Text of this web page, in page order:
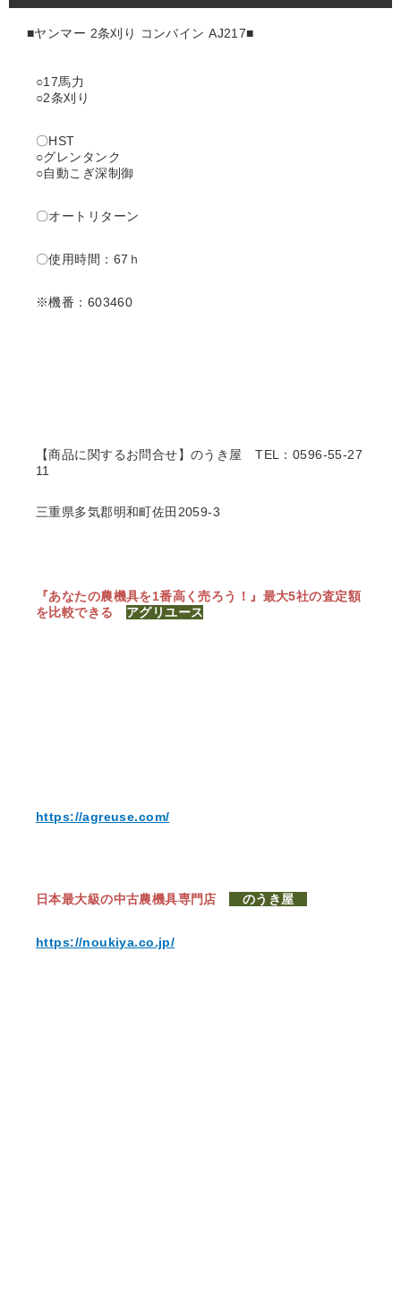
■ヤンマー 2条刈り コンバイン AJ217■
○17馬力
○2条刈り
〇HST
○グレンタンク
○自動こぎ深制御
〇オートリターン
〇使用時間：67ｈ
※機番：603460
【商品に関するお問合せ】のうき屋TEL：0596-55-27
11
三重県多気郡明和町佐田2059-3
『あなたの農機具を1番高く売ろう！』 最大5社の査定額
を比較できる アグリユース
https://agreuse.com/
日本最大級の中古農機具専門店 のうき屋
https://noukiya.co.jp/